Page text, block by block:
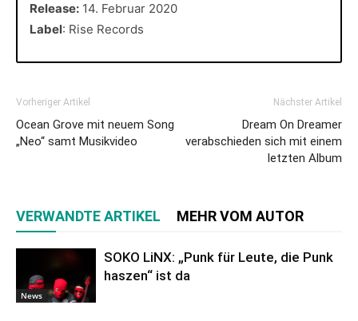
Release: 14. Februar 2020
Label: Rise Records
Vorheriger Artikel
Ocean Grove mit neuem Song
„Neo“ samt Musikvideo
Nächster Artikel
Dream On Dreamer
verabschieden sich mit einem
letzten Album
VERWANDTE ARTIKEL MEHR VOM AUTOR
News
SOKO LiNX: „Punk für Leute, die Punk
haszen“ ist da